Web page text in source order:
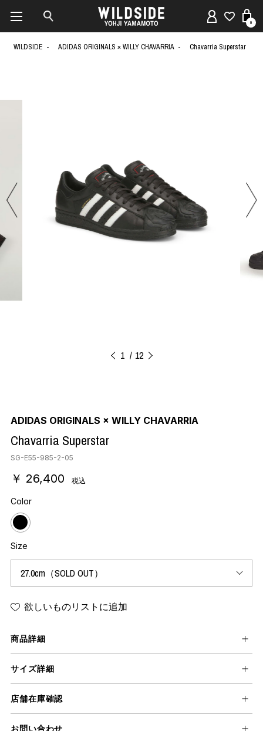
0
WILDSIDE ADIDAS ORIGINALS × WILLY CHAVARRIA Chavarria Superstar
1 12
ADIDAS ORIGINALS × WILLY CHAVARRIA
Chavarria Superstar
SG-E55-985-2-05
￥ 26,400 税込
Color
Size
欲しいものリストに追加
商品詳細
サイズ詳細
店舗在庫確認
お問い合わせ